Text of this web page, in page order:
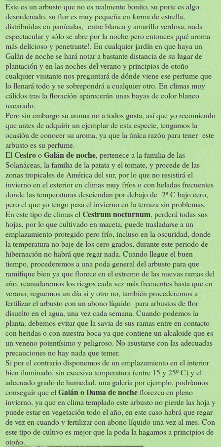
Este es un arbusto que no es realmente bonito, su porte es algo
desordenado, su flor es muy pequeña en forma de estrella,
distribuidas en panículas, entre blanca y amarillo verdosa, nada
espectacular y sólo se abre por la noche pero entonces ¡qué aroma
más delicioso y penetrante!. En cualquier jardín en que haya un
Galán de noche se hará notar a bastante distancia de su lugar de
plantación y en las noches del verano y principios de otoño
cualquier visitante nos preguntará de dónde viene ese perfume que
lo llenará todo y se sobrepondrá a cualquier otro. En climas muy
cálidos tras la floración aparecerán unas bayas de color blanco
nacarado.
Pero sin embargo su aroma no a todos gusta, así que yo recomiendo
que antes de adquirir un ejemplar de esta especie, tengamos la
ocasión de conocer su aroma, ya que la única razón para tener este
arbusto es su perfume.
El CestrooGalán de noche, pertenece a la familia de las
Solanáceas, la familia de la patata y el tomate, y procede de las
zonas tropicales de América del sur, por lo que no resistirá el
invierno en el exterior en climas muy fríos o con heladas frecuentes
donde las temperaturas desciendan por debajo de 2º C bajo cero,
pero el que yo tengo pasa el invierno en la terraza sin problemas.
En este tipo de climas el Cestrum nocturnum, perderá todas sus
hojas, por lo que cultivado en maceta, puede trasladarse a un
emplazamiento protegido pero frío, incluso en la oscuridad, donde
la temperatura no baje de los cero grados, durante este periodo de
hibernación no habrá que regar nada. Cuando llegue el buen
tiempo, procederemos a una poda general del arbusto para que
ramifique bien ya que florece en el extremo de las nuevas ramas del
año, reanudaremos los riegos cada vez más frecuentes hasta que en
verano, reguemos un día si y otro no, también procederemos a
fertilizar el arbusto con un abono líquido para arbustos de flor
disuelto en el agua, una vez cada semana. Cuando podemos la
planta, debemos evitar que la savia de sus ramas entre en contacto
con heridas o con nuestra boca ya que contiene un alcaloide que es
un veneno potentísimo y peligroso. No asustarse con las adecuadas
precauciones no hay nada que temer.
Si por el contrario disponemos de un emplazamiento en el interior
bien iluminado, sin excesiva temperatura (entre 15 y 25º C) y el
adecuado grado de humedad, una galería por ejemplo, podríamos
conseguir que el Galán o Dama de nocheflorezca en pleno
invierno, ya que en clima templado este arbusto no pierde las hoja y
puede estar en vegetación todo el año, en este caso habrá que regar
de vez en cuando y fertilizar con abono líquido una vez al mes. Con
este tipo de cultivo es mejor que la poda la hagamos a principios de
otoño.